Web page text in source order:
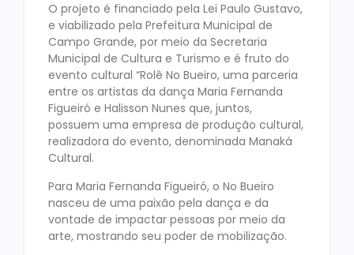
O projeto é financiado pela Lei Paulo Gustavo,
e viabilizado pela Prefeitura Municipal de
Campo Grande, por meio da Secretaria
Municipal de Cultura e Turismo e é fruto do
evento cultural “Rolê No Bueiro, uma parceria
entre os artistas da dança Maria Fernanda
Figueiró e Halisson Nunes que, juntos,
possuem uma empresa de produção cultural,
realizadora do evento, denominada Manaká
Cultural.
Para Maria Fernanda Figueiró, o No Bueiro
nasceu de uma paixão pela dança e da
vontade de impactar pessoas por meio da
arte, mostrando seu poder de mobilização.